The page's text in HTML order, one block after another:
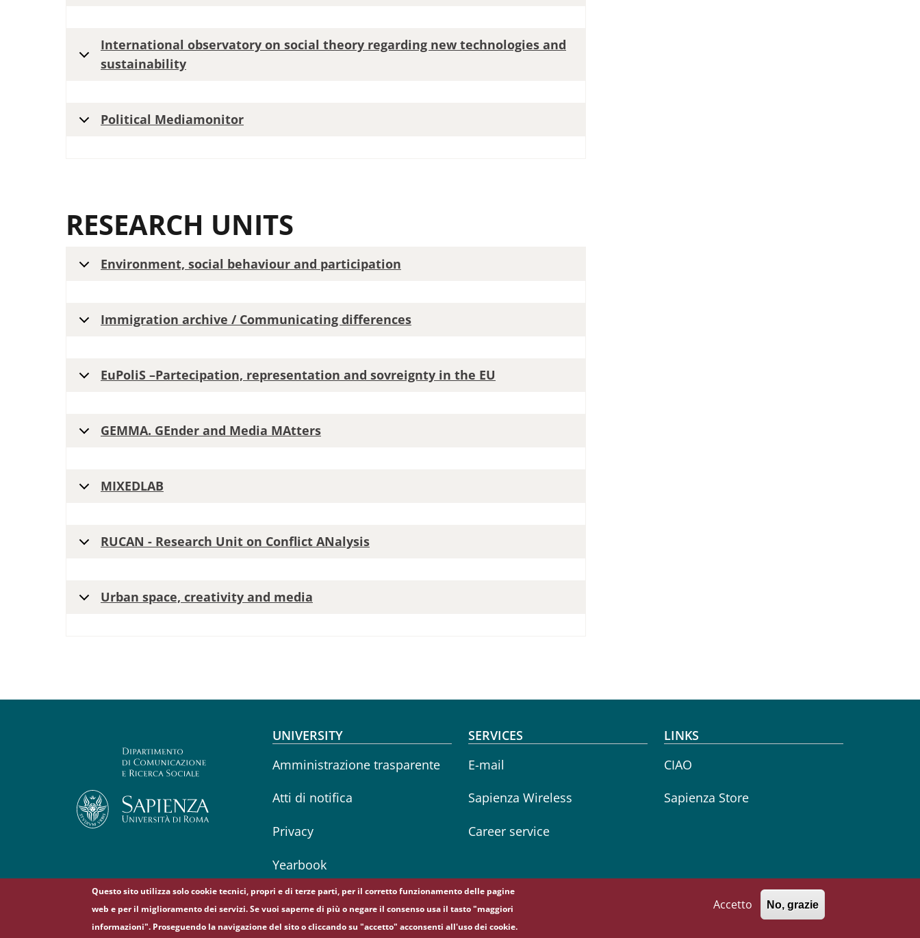
International observatory on social theory regarding new technologies and
sustainability
Political Mediamonitor
RESEARCH UNITS
Environment, social behaviour and participation
Immigration archive / Communicating differences
EuPoliS –Partecipation, representation and sovreignty in the EU
GEMMA. GEnder and Media MAtters
MIXEDLAB
RUCAN - Research Unit on Conflict ANalysis
Urban space, creativity and media
Footer menu
UNIVERSITY
Amministrazione trasparente
Atti di notifica
Privacy
Yearbook
SERVICES
E-mail
Sapienza Wireless
Career service
LINKS
CIAO
Sapienza Store
Questo sito utilizza solo cookie tecnici, propri e di terze parti, per il corretto funzionamento delle pagine
web e per il miglioramento dei servizi. Se vuoi saperne di più o negare il consenso usa il tasto "maggiori
informazioni". Proseguendo la navigazione del sito o cliccando su "accetto" acconsenti all'uso dei cookie.
Accetto No, grazie